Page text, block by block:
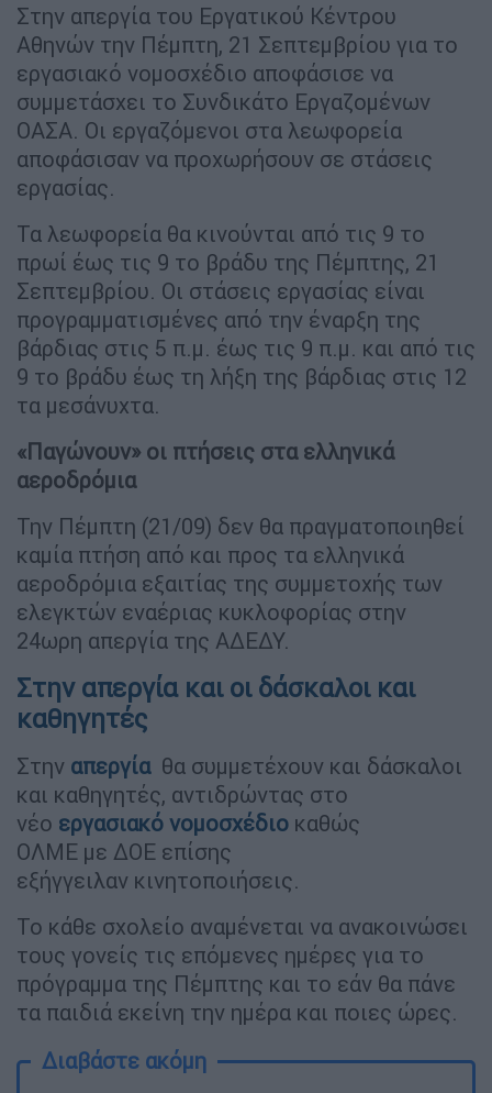
Στην απεργία του Εργατικού Κέντρου
Αθηνών την Πέμπτη, 21 Σεπτεμβρίου για το
εργασιακό νομοσχέδιο αποφάσισε να
συμμετάσχει το Συνδικάτο Εργαζομένων
ΟΑΣΑ. Οι εργαζόμενοι στα λεωφορεία
αποφάσισαν να προχωρήσουν σε στάσεις
εργασίας.
Τα λεωφορεία θα κινούνται από τις 9 το
πρωί έως τις 9 το βράδυ της Πέμπτης, 21
Σεπτεμβρίου. Οι στάσεις εργασίας είναι
προγραμματισμένες από την έναρξη της
βάρδιας στις 5 π.μ. έως τις 9 π.μ. και από τις
9 το βράδυ έως τη λήξη της βάρδιας στις 12
τα μεσάνυχτα.
«Παγώνουν» οι πτήσεις στα ελληνικά
αεροδρόμια
Την Πέμπτη (21/09) δεν θα πραγματοποιηθεί
καμία πτήση από και προς τα ελληνικά
αεροδρόμια εξαιτίας της συμμετοχής των
ελεγκτών εναέριας κυκλοφορίας στην
24ωρη απεργία της ΑΔΕΔΥ.
Στην απεργία και οι δάσκαλοι και
καθηγητές
Στην απεργία θα συμμετέχουν και δάσκαλοι
και καθηγητές, αντιδρώντας στο
νέο εργασιακό νομοσχέδιο καθώς
ΟΛΜΕ με ΔΟΕ επίσης
εξήγγειλαν κινητοποιήσεις.
Το κάθε σχολείο αναμένεται να ανακοινώσει
τους γονείς τις επόμενες ημέρες για το
πρόγραμμα της Πέμπτης και το εάν θα πάνε
τα παιδιά εκείνη την ημέρα και ποιες ώρες.
Διαβάστε ακόμη